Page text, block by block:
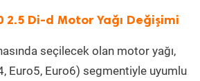
2.5 Di-d Motor Yağı Değişimi
seçilecek olan motor yağı,
Euro5, Euro6) segmentiyle uyumlu